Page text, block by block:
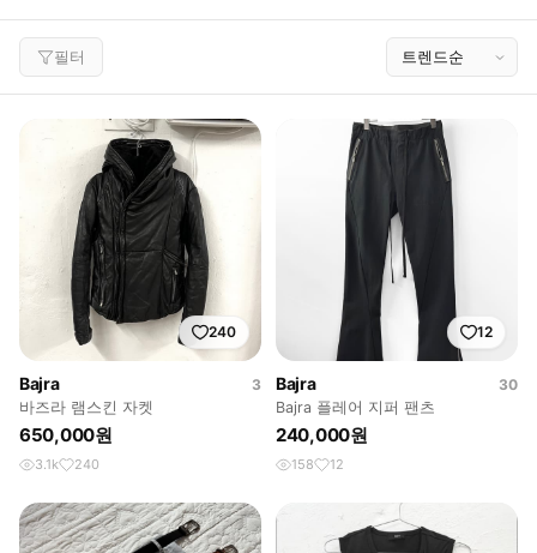
필터
240
Bajra
3
바즈라 램스킨 자켓
650,000원
3.1k 240
12
Bajra
30
Bajra 플레어 지퍼 팬츠
240,000원
158 12